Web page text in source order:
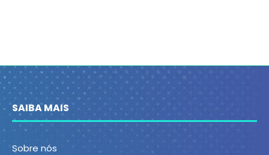
SAIBA MAIS
Sobre nós